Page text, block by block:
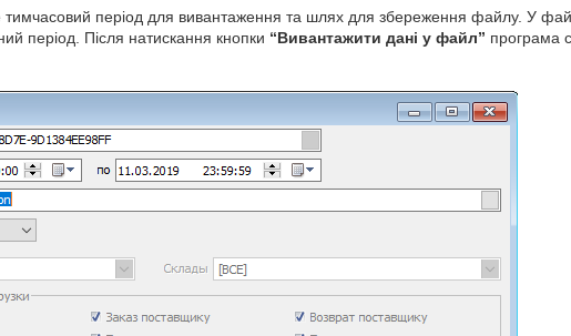
тимчасовий період для вивантаження та шлях для збереження файлу. У
період. Після натискання кнопки “Вивантажити дані у файл” програма